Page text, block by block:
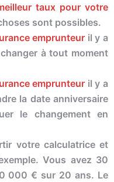
taux pour votre
sont possibles.
emprunteur il y a
à tout moment
emprunteur il y a
la date anniversaire
le changement en
votre calculatrice et
Vous avez 30
000 € sur 20 ans. Le